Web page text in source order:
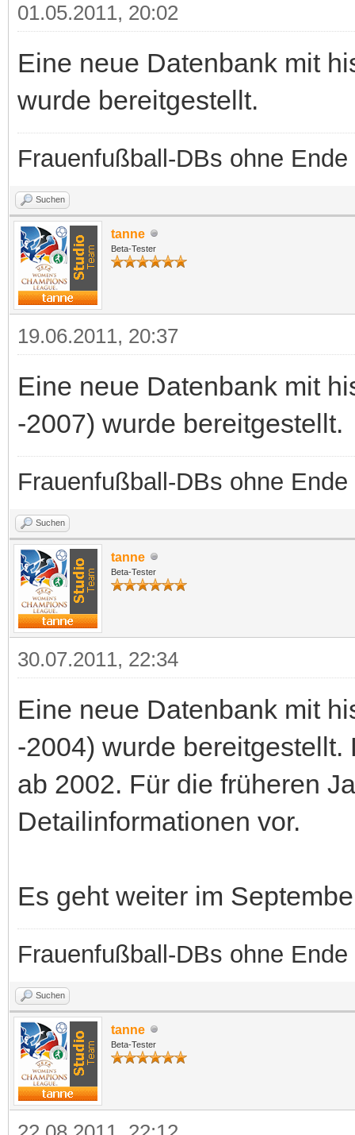
01.05.2011, 20:02
Eine neue Datenbank mit
wurde bereitgestellt.
Frauenfußball-DBs ohne Ende
Suchen
tanne
Beta-Tester
19.06.2011, 20:37
Eine neue Datenbank mit
-2007) wurde bereitgestellt.
Frauenfußball-DBs ohne Ende
Suchen
tanne
Beta-Tester
30.07.2011, 22:34
Eine neue Datenbank mit
-2004) wurde
ab 2002. Für die früheren
Detailinformationen vor.
Es geht weiter im
Frauenfußball-DBs ohne Ende
Suchen
tanne
Beta-Tester